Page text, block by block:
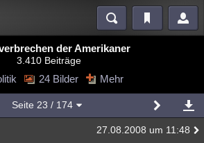
Blogs Videos
Mystery Kriminalfälle
der Amerikaner
3.410 Beiträge
24 Bilder Mehr
Seite 23 / 174
27.08.2008 um 11:48